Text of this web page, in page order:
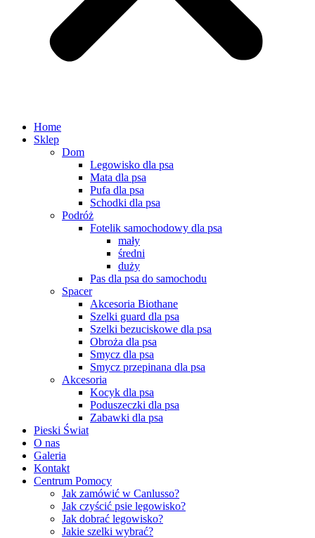
Home
Sklep
Dom
Legowisko dla psa
Mata dla psa
Pufa dla psa
Schodki dla psa
Podróż
Fotelik samochodowy dla psa
mały
średni
duży
Pas dla psa do samochodu
Spacer
Akcesoria Biothane
Szelki guard dla psa
Szelki bezuciskowe dla psa
Obroża dla psa
Smycz dla psa
Smycz przepinana dla psa
Akcesoria
Kocyk dla psa
Poduszeczki dla psa
Zabawki dla psa
Pieski Świat
O nas
Galeria
Kontakt
Centrum Pomocy
Jak zamówić w Canlusso?
Jak czyścić psie legowisko?
Jak dobrać legowisko?
Jakie szelki wybrać?